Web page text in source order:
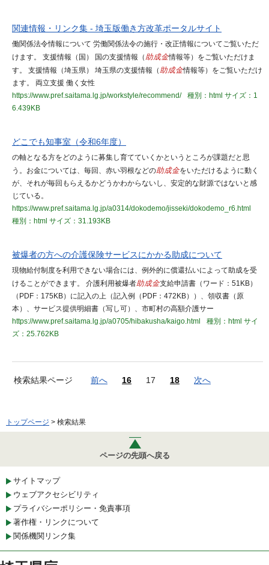
関連情報・リンク集 - 埼玉版働き方改革ポータルサイト
働関係法令情報について 労働関係法令の施行・改正情報についてご覧いただ
けます。 支援情報（国） 国の支援情報（助成金情報等）をご覧いただけま
す。 支援情報（埼玉県） 埼玉県の支援情報（助成金情報等）をご覧いただけ
ます。 両立支援 働く女性
https://www.pref.saitama.lg.jp/workstyle/recommend/
種別：html サイズ：1
6.439KB
どこでも知事室（令和6年度）
の軸となる方をどのように募集し育てていくかというところが課題だと思
う。お金については、毎回、赤い羽根などの助成金をいただけるように動く
が、それが毎回もらえるかどうかわからないし、安定的な財源ではないと感
じている。
https://www.pref.saitama.lg.jp/a0314/dokodemo/jisseki/dokodemo_r6.html
種別：html サイズ：31.193KB
被爆者の方への介護保険サービスにかかる助成について
現物給付制度を利用できない場合には、例外的に償還払いによって助成を受
けることができます。 介護利用被爆者助成金支給申請書（ワード：51KB）
（PDF：175KB）に記入の上（記入例（PDF：472KB））、領収書（原
本）、サービス提供明細書（写し可）、市町村の高額介護サー
https://www.pref.saitama.lg.jp/a0705/hibakusha/kaigo.html
種別：html サイ
ズ：25.762KB
検索結果ページ 前へ 16 17 18 次へ
トップページ > 検索結果
ページの先頭へ戻る
サイトマップ
ウェブアクセシビリティ
プライバシーポリシー・免責事項
著作権・リンクについて
関係機関リンク集